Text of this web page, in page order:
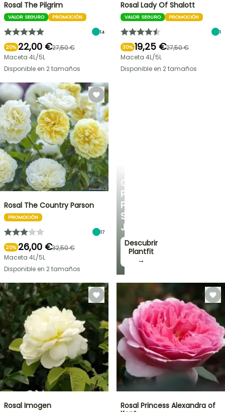
CONSEJOS
PERSONALIZADOS
PARA
SU
JARDÍN
Descubrir
Plantfit
→
Rosal The Pilgrim
VALOR SEGURO PROMOCIÓN
14
20% 22,00 €27,50 €
Maceta 4L/5L
Disponible en 2 tamaños
Rosal Lady Of Shalott
VALOR SEGURO PROMOCIÓN
1
30% 19,25 €27,50 €
Maceta 4L/5L
Disponible en 2 tamaños
Rosal The Country Parson
PROMOCIÓN
17
20% 26,00 €32,50 €
Maceta 4L/5L
Disponible en 2 tamaños
Rosal Imogen
Rosal Princess Alexandra of